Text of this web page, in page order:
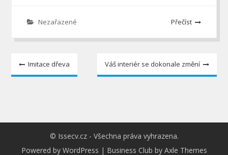
Nezařazené Přečíst
Navigace
pro
Imitace dřeva Váš interiér se dokonale změní
© Issecv.cz - Všechna práva vyhrazena.
Powered by WordPress | Business Club by Axle Themes